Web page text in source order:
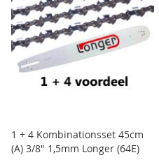
1 + 4 Kombinationsset 45cm
(A) 3/8" 1,5mm Longer (64E)